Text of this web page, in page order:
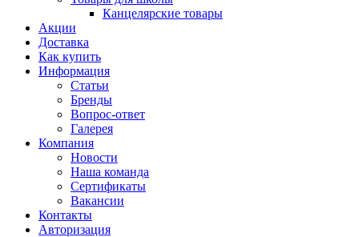
Канцелярские товары
Акции
Доставка
Как купить
Информация
Статьи
Бренды
Вопрос-ответ
Галерея
Компания
Новости
Наша команда
Сертификаты
Вакансии
Контакты
Авторизация